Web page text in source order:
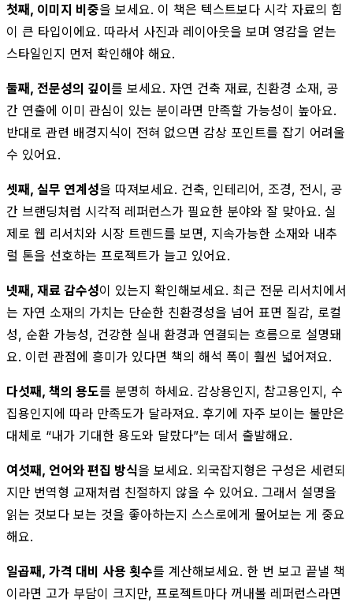
첫째, 이미지 비중을 보세요. 이 책은 텍스트보다 시각 자료의 힘
이 큰 타입이에요. 따라서 사진과 레이아웃을 보며 영감을 얻는
스타일인지 먼저 확인해야 해요.
둘째, 전문성의 깊이를 보세요. 자연 건축 재료, 친환경 소재, 공
간 연출에 이미 관심이 있는 분이라면 만족할 가능성이 높아요.
반대로 관련 배경지식이 전혀 없으면 감상 포인트를 잡기 어려울
수 있어요.
셋째, 실무 연계성을 따져보세요. 건축, 인테리어, 조경, 전시, 공
간 브랜딩처럼 시각적 레퍼런스가 필요한 분야와 잘 맞아요. 실
제로 웹 리서치와 시장 트렌드를 보면, 지속가능한 소재와 내추
럴 톤을 선호하는 프로젝트가 늘고 있어요.
넷째, 재료 감수성이 있는지 확인해보세요. 최근 전문 리서치에서
는 자연 소재의 가치는 단순한 친환경성을 넘어 표면 질감, 로컬
성, 순환 가능성, 건강한 실내 환경과 연결되는 흐름으로 설명돼
요. 이런 관점에 흥미가 있다면 책의 해석 폭이 훨씬 넓어져요.
다섯째, 책의 용도를 분명히 하세요. 감상용인지, 참고용인지, 수
집용인지에 따라 만족도가 달라져요. 후기에 자주 보이는 불만은
대체로 “내가 기대한 용도와 달랐다”는 데서 출발해요.
여섯째, 언어와 편집 방식을 보세요. 외국잡지형은 구성은 세련되
지만 번역형 교재처럼 친절하지 않을 수 있어요. 그래서 설명을
읽는 것보다 보는 것을 좋아하는지 스스로에게 물어보는 게 중요
해요.
일곱째, 가격 대비 사용 횟수를 계산해보세요. 한 번 보고 끝낼 책
이라면 고가 부담이 크지만, 프로젝트마다 꺼내볼 레퍼런스라면